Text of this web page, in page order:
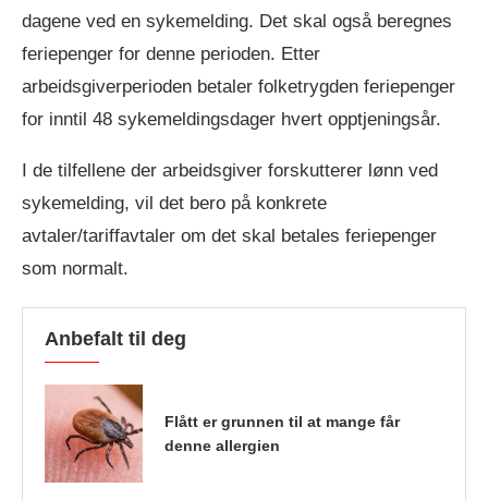
dagene ved en sykemelding. Det skal også beregnes
feriepenger for denne perioden. Etter
arbeidsgiverperioden betaler folketrygden feriepenger
for inntil 48 sykemeldingsdager hvert opptjeningsår.
I de tilfellene der arbeidsgiver forskutterer lønn ved
sykemelding, vil det bero på konkrete
avtaler/tariffavtaler om det skal betales feriepenger
som normalt.
Anbefalt til deg
Flått er grunnen til at mange får
denne allergien